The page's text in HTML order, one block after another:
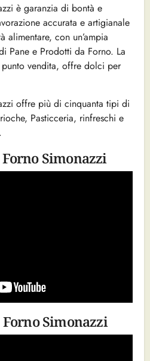
è garanzia di bontà e
accurata e artigianale
alimentare, con un’ampia
Pane e Prodotti da Forno. La
punto vendita, offre dolci per
offre più di cinquanta tipi di
Pasticceria, rinfreschi e
Simonazzi
Simonazzi